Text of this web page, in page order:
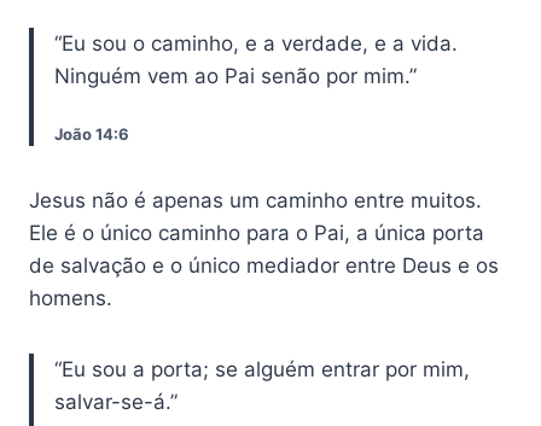
“Eu sou o caminho, e a verdade, e a vida.
Ninguém vem ao Pai senão por mim.”
João 14:6
Jesus não é apenas um caminho entre muitos.
Ele é o único caminho para o Pai, a única porta
de salvação e o único mediador entre Deus e os
homens.
“Eu sou a porta; se alguém entrar por mim,
salvar-se-á.”